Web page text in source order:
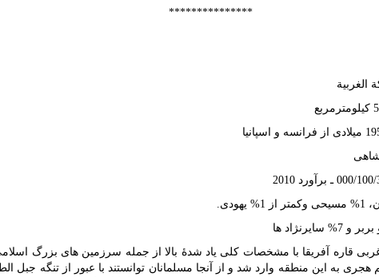
***************
الغربیة
قاره آفریقا با مشخصات کلی یاد شدۀ بالا از جمله سرزمین های بزرگ
هجری به این منطقه وارد شد و از آنجا مسلمانان توانستند با عبور از تنگه جبل